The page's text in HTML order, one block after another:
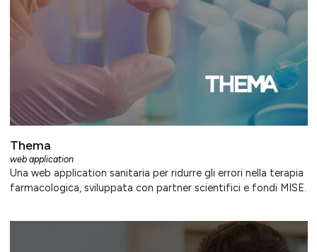
Thema
web application
Una web application sanitaria per ridurre gli errori nella terapia
farmacologica, sviluppata con partner scientifici e fondi MISE.